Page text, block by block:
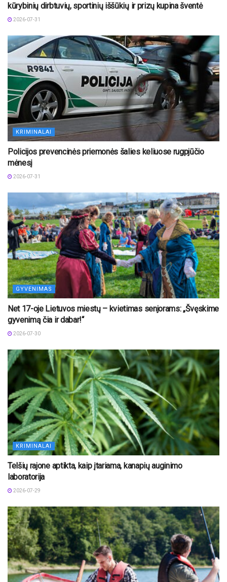
kūrybinių dirbtuvių, sportinių iššūkių ir prizų kupina šventė
2026-07-31
KRIMINALAI
Policijos prevencinės priemonės šalies keliuose rugpjūčio
mėnesį
2026-07-31
GYVENIMAS
Net 17-oje Lietuvos miestų – kvietimas senjorams: „Švęskime
gyvenimą čia ir dabar!“
2026-07-30
KRIMINALAI
Telšių rajone aptikta, kaip įtariama, kanapių auginimo
laboratorija
2026-07-29